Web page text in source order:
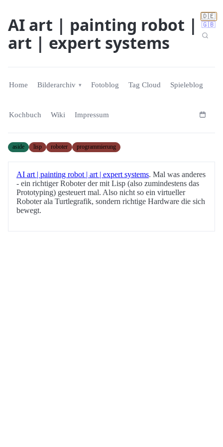
🇩🇪
🇬🇧
AI art | painting robot |
art | expert systems
Home Bilderarchiv Fotoblog Tag Cloud Spieleblog
Kochbuch Wiki Impressum
aside lisp roboter programmierung
AI art | painting robot | art | expert systems. Mal was anderes
- ein richtiger Roboter der mit Lisp (also zumindestens das
Prototyping) gesteuert mal. Also nicht so ein virtueller
Roboter ala Turtlegrafik, sondern richtige Hardware die sich
bewegt.